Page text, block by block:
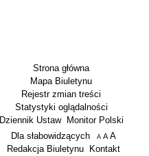
Strona główna
Mapa Biuletynu
Rejestr zmian treści
Statystyki oglądalności
Dziennik Ustaw
Monitor Polski
Menu dodatkowe
Dla słabowidzących A pomniejsz
A A
Redakcja Biuletynu
Kontakt